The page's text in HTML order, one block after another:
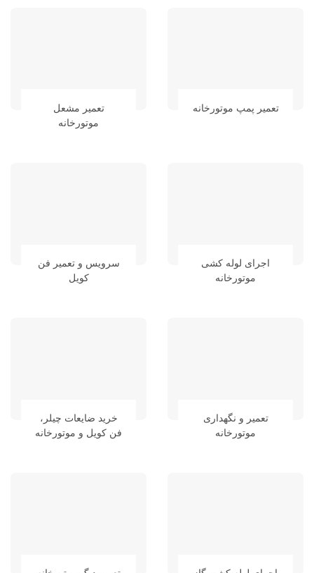
تعمیر پمپ موتورخانه
تعمیر مشعل
موتورخانه
اجرای لوله کشی
موتورخانه
سرویس و تعمیر فن
کویل
تعمیر و نگهداری
موتورخانه
خرید ضایعات چیلر،
فن کویل و موتورخانه